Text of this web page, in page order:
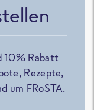
10% Rabatt
Rezepte,
um FRoSTA.